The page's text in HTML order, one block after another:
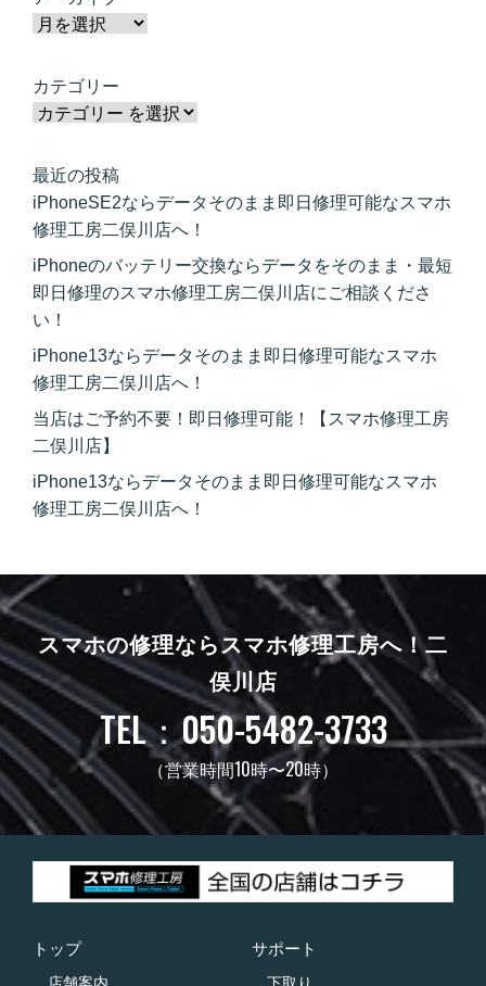
カテゴリー
最近の投稿
iPhoneSE2ならデータそのまま即日修理可能なスマホ
修理工房二俣川店へ！
iPhoneのバッテリー交換ならデータをそのまま・最短
即日修理のスマホ修理工房二俣川店にご相談くださ
い！
iPhone13ならデータそのまま即日修理可能なスマホ
修理工房二俣川店へ！
当店はご予約不要！即日修理可能！【スマホ修理工房
二俣川店】
iPhone13ならデータそのまま即日修理可能なスマホ
修理工房二俣川店へ！
スマホの修理ならスマホ修理工房へ！二
俣川店
TEL：050-5482-3733
（営業時間10時〜20時）
トップ サポート